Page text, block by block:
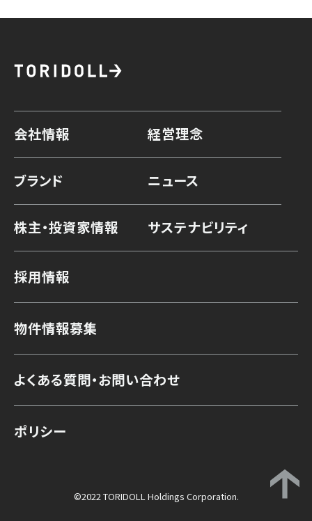
会社情報 経営理念
ブランド ニュース
株主・投資家情報 サステナビリティ
採用情報
物件情報募集
よくある質問・お問い合わせ
ポリシー
©2022 TORIDOLL Holdings Corporation.